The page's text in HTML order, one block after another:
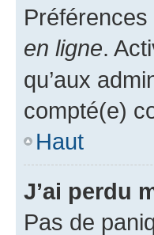
en ligne.
qu’aux
compté(e)
Haut
J’ai perdu
Pas de